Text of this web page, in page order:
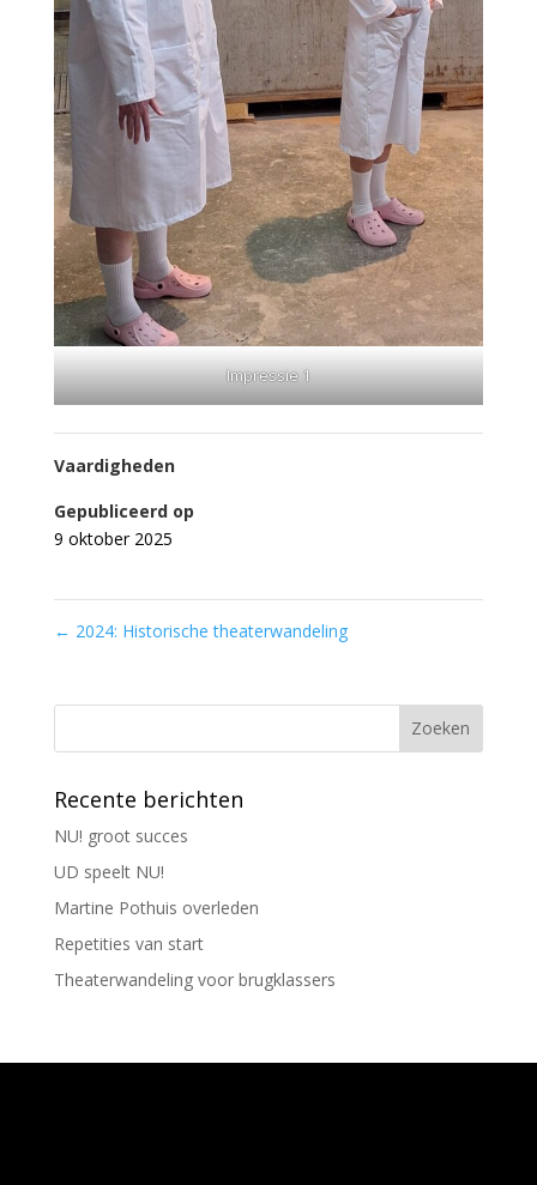
Impressie 1
Vaardigheden
Gepubliceerd op
9 oktober 2025
← 2024: Historische theaterwandeling
Recente berichten
NU! groot succes
UD speelt NU!
Martine Pothuis overleden
Repetities van start
Theaterwandeling voor brugklassers